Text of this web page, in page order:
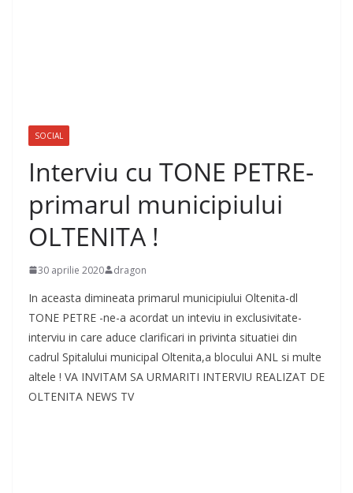
SOCIAL
Interviu cu TONE PETRE-
primarul municipiului
OLTENITA !
30 aprilie 2020 dragon
In aceasta dimineata primarul municipiului Oltenita-dl
TONE PETRE -ne-a acordat un inteviu in exclusivitate-
interviu in care aduce clarificari in privinta situatiei din
cadrul Spitalului municipal Oltenita,a blocului ANL si multe
altele ! VA INVITAM SA URMARITI INTERVIU REALIZAT DE
OLTENITA NEWS TV